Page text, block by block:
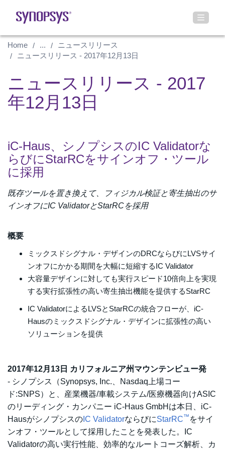
Home ...
ニュースリリース
ニュースリリース - 2017年12月13日
ニュースリリース - 2017
年12月13日
iC-Haus、シノプシスのIC Validatorな
らびにStarRCをサインオフ・ツール
に採用
既存ツールを置き換えて、フィジカル検証と寄生抽出のサ
インオフにIC ValidatorとStarRCを採用
概要
ミックスドシグナル・デザインのDRCならびにLVSサイ
ンオフにかかる期間を大幅に短縮するIC Validator
大容量デザインに対しても実行スピード10倍向上を実現
する実行拡張性の高い寄生抽出機能を提供するStarRC
IC ValidatorによるLVSとStarRCの統合フローが、iC-
Hausのミックスドシグナル・デザインに拡張性の高い
ソリューションを提供
2017年12月13日 カリフォルニア州マウンテンビュー発
- シノプシス（Synopsys, Inc.、Nasdaq上場コー
ド:SNPS）と、産業機器/車載システム/医療機器向けASIC
のリーディング・カンパニー iC-Haus GmbHは本日、iC-
Hausがシノプシスの IC ValidatorならびにStarRC™ をサイ
ンオフ・ツールとして採用したことを発表した。IC
Validatorの高い実行性能、効率的なルートコーズ解析、カ